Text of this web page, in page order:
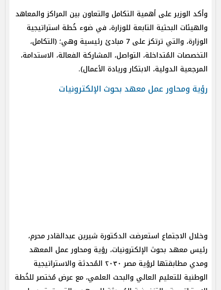
وأكد الوزير على أهمية التكامل والتعاون بين المراكز والمعاهد
والهيئات البحثية التابعة للوزارة، في ضوء خُطة استراتيجية
الوزارة، والتي ترتكز على 7 مبادئ رئيسية وهي؛ (التكامل،
التخصصات المُتداخلة، التواصل، المشاركة الفعالة، الاستدامة،
المرجعية الدولية، الابتكار وريادة الأعمال).
رؤية ومحاور عمل معهد بحوث الإلكترونيات
وخلال الاجتماع استعرضت الدكتورة شيرين عبدالقادر محرم،
رئيس معهد بحوث الإلكترونيات، رؤية ومحاور عمل المعهد
ومدي مطابقتها لرؤية مصر ٢٠٣٠ المُحدثة والاستراتيجية
الوطنية للتعليم العالي والبحث العلمي، مع عرض مُختصر للخُطة